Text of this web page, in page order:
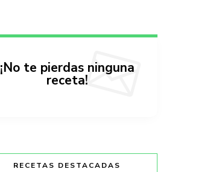
¡No te pierdas ninguna
receta!
RECETAS DESTACADAS